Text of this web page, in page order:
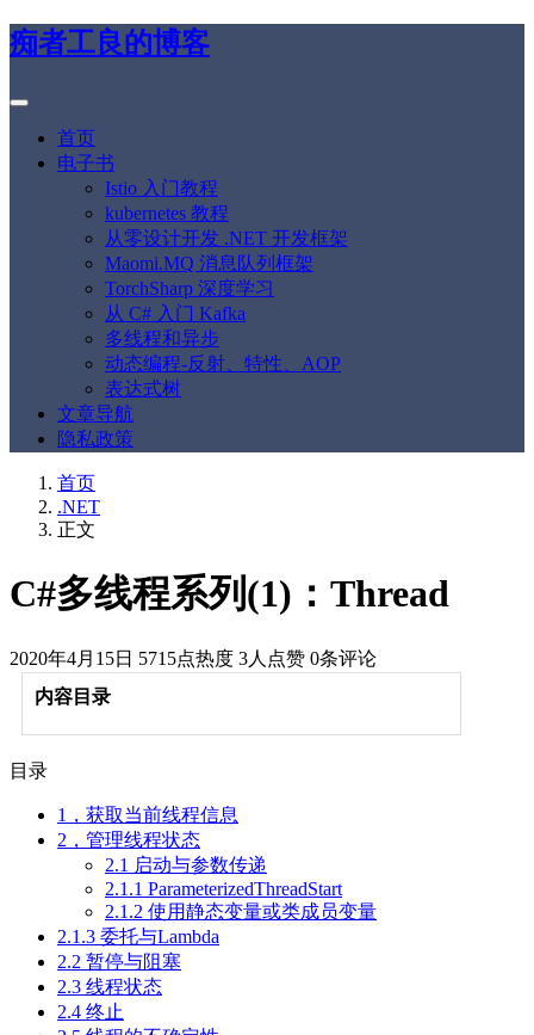
痴者工良的博客
首页
电子书
Istio 入门教程
kubernetes 教程
从零设计开发 .NET 开发框架
Maomi.MQ 消息队列框架
TorchSharp 深度学习
从 C# 入门 Kafka
多线程和异步
动态编程-反射、特性、AOP
表达式树
文章导航
隐私政策
首页
.NET
正文
C#多线程系列(1)：Thread
2020年4月15日 5715点热度 3人点赞 0条评论
内容目录
目录
1，获取当前线程信息
2，管理线程状态
2.1 启动与参数传递
2.1.1 ParameterizedThreadStart
2.1.2 使用静态变量或类成员变量
2.1.3 委托与Lambda
2.2 暂停与阻塞
2.3 线程状态
2.4 终止